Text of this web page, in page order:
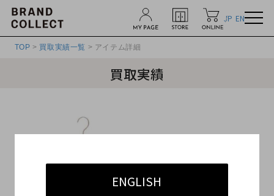
JP EN
ENGLISH
TOP > 買取実績一覧 > アイテム詳細
買取実績